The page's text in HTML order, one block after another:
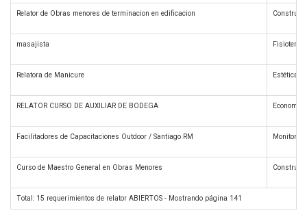
Relator de Obras menores de terminacion en edificacion
masajista
Relatora de Manicure Estética
RELATOR CURSO DE AUXILIAR DE BODEGA
Facilitadores de Capacitaciones Outdoor / Santiago RM Monitores
Curso de Maestro General en Obras Menores
Total: 15 requerimientos de relator ABIERTOS - Mostrando página 141